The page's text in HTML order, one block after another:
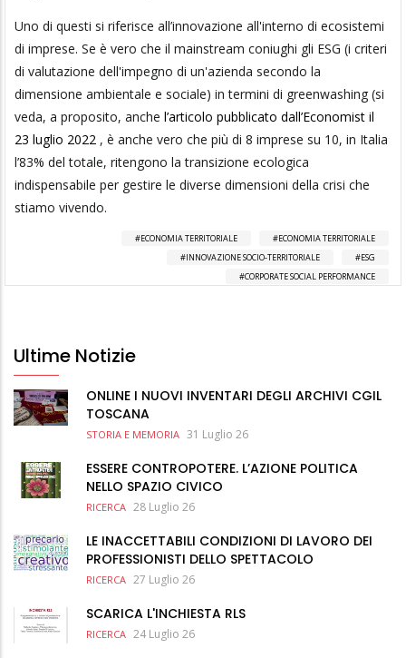
Uno di questi si riferisce all’innovazione all'interno di ecosistemi
di imprese. Se è vero che il mainstream coniughi gli ESG (i criteri
di valutazione dell'impegno di un'azienda secondo la
dimensione ambientale e sociale) in termini di greenwashing (si
veda, a proposito, anche l’articolo pubblicato dall’Economist il
23 luglio 2022 , è anche vero che più di 8 imprese su 10, in Italia
l’83% del totale, ritengono la transizione ecologica
indispensabile per gestire le diverse dimensioni della crisi che
stiamo vivendo.
ECONOMIA TERRITORIALE
ECONOMIA TERRITORIALE
INNOVAZIONE SOCIO-TERRITORIALE
ESG
CORPORATE SOCIAL PERFORMANCE
Ultime Notizie
ONLINE I NUOVI INVENTARI DEGLI ARCHIVI CGIL
TOSCANA
STORIA E MEMORIA 31 Luglio 26
ESSERE CONTROPOTERE. L’AZIONE POLITICA
NELLO SPAZIO CIVICO
RICERCA 28 Luglio 26
LE INACCETTABILI CONDIZIONI DI LAVORO DEI
PROFESSIONISTI DELLO SPETTACOLO
RICERCA 27 Luglio 26
SCARICA L'INCHIESTA RLS
RICERCA 24 Luglio 26